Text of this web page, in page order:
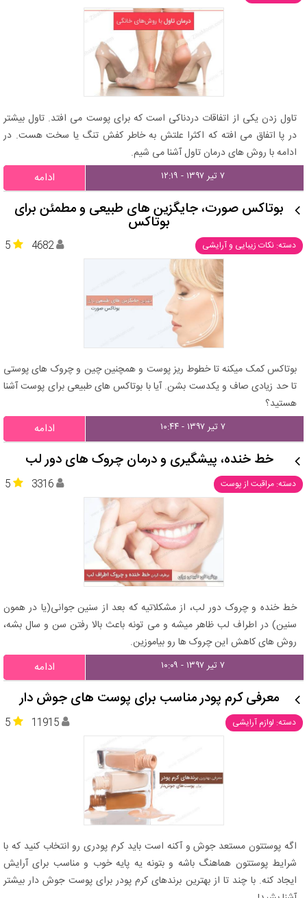
تاول زدن یکی از اتفاقات دردناکی است که برای پوست می افتد. تاول بیشتر
در پا اتفاق می افته که اکثرا علتش به خاطر کفش تنگ یا سخت هست. در
ادامه با روش های درمان تاول آشنا می شیم.
۷ تیر ۱۳۹۷ - ۱۲:۱۹ ادامه
بوتاکس صورت، جایگزین های طبیعی و مطمئن برای
بوتاکس
دسته: نکات زیبایی و آرایشی 5 4682
بوتاکس کمک میکنه تا خطوط ریز پوست و همچنین چین و چروک های پوستی
تا حد زیادی صاف و یکدست بشن. آیا با بوتاکس های طبیعی برای پوست آشنا
هستید؟
۷ تیر ۱۳۹۷ - ۱۰:۴۴ ادامه
خط خنده، پیشگیری و درمان چروک های دور لب
دسته: مراقبت از پوست 5 3316
خط خنده و چروک دور لب، از مشکلاتیه که بعد از سنین جوانی(یا در همون
سنین) در اطراف لب ظاهر میشه و می تونه باعث بالا رفتن سن و سال بشه،
روش های کاهش این چروک ها رو بیاموزین.
۷ تیر ۱۳۹۷ - ۱۰:۰۹ ادامه
معرفی کرم پودر مناسب برای پوست های جوش دار
دسته: لوازم آرایشی 5 11915
اگه پوستتون مستعد جوش و آکنه است باید کرم پودری رو انتخاب کنید که با
شرایط پوستتون هماهنگ باشه و بتونه یه پایه خوب و مناسب برای آرایش
ایجاد کنه. با چند تا از بهترین برندهای کرم پودر برای پوست جوش دار بیشتر